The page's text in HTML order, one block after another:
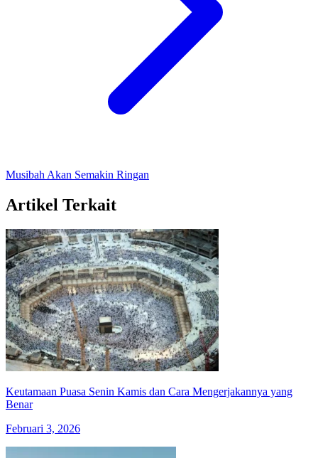
Musibah Akan Semakin Ringan
Artikel Terkait
Keutamaan Puasa Senin Kamis dan Cara Mengerjakannya yang
Benar
Februari 3, 2026